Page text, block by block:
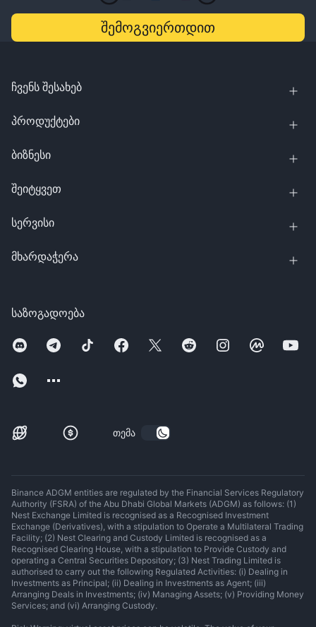
შემოგვიერთდით
საზოგადოება
თემა
ჩვენს შესახებ
პროდუქტები
ბიზნესი
შეიტყვეთ
სერვისი
მხარდაჭერა
Binance ADGM entities are regulated by the Financial Services Regulatory
Authority (FSRA) of the Abu Dhabi Global Markets (ADGM) as follows: (1)
Nest Exchange Limited is recognised as a Recognised Investment
Exchange (Derivatives), with a stipulation to Operate a Multilateral Trading
Facility; (2) Nest Clearing and Custody Limited is recognised as a
Recognised Clearing House, with a stipulation to Provide Custody and
operating a Central Securities Depository; (3) Nest Trading Limited is
authorised to carry out the following Regulated Activities: (i) Dealing in
Investments as Principal; (ii) Dealing in Investments as Agent; (iii)
Arranging Deals in Investments; (iv) Managing Assets; (v) Providing Money
Services; and (vi) Arranging Custody.